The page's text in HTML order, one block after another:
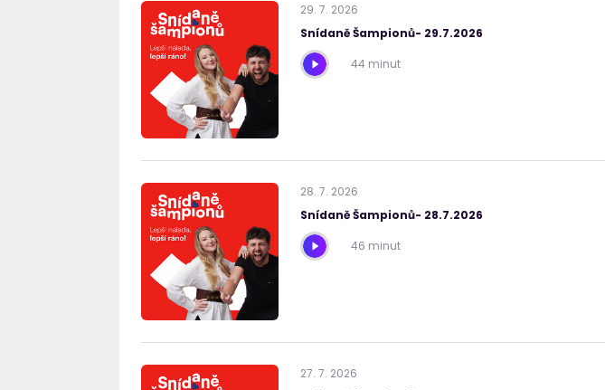
29. 7. 2026
Snídaně Šampionů- 29.7.2026
44 minut
28. 7. 2026
Snídaně Šampionů- 28.7.2026
46 minut
27. 7. 2026